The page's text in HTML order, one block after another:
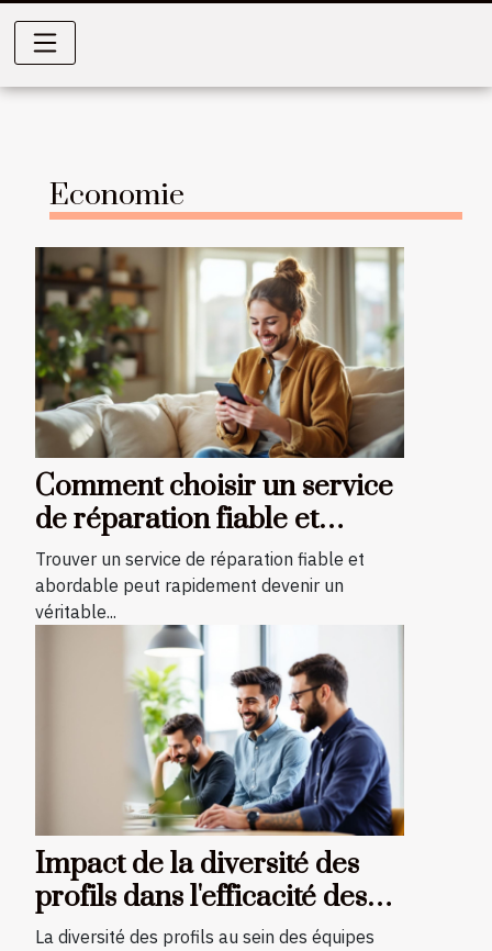
Economie
Comment choisir un service
de réparation fiable et
abordable ?
Trouver un service de réparation fiable et
abordable peut rapidement devenir un
véritable...
Impact de la diversité des
profils dans l'efficacité des
stratégies d'achat
La diversité des profils au sein des équipes